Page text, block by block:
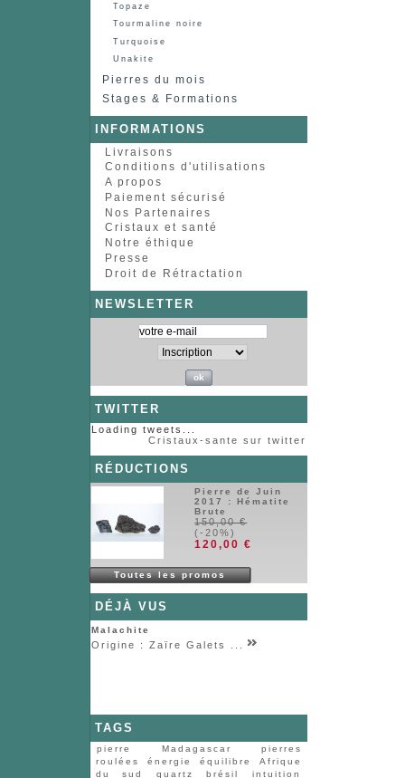
Topaze
Tourmaline noire
Turquoise
Unakite
Pierres du mois
Stages & Formations
INFORMATIONS
Livraisons
Conditions d'utilisations
A propos
Paiement sécurisé
Nos Partenaires
Cristaux et santé
Notre éthique
Presse
Droit de Rétractation
NEWSLETTER
TWITTER
Loading tweets...
Cristaux-sante sur twitter
RÉDUCTIONS
Pierre de Juin
2017 : Hématite
Brute
150,00 €
(-20%)
120,00 €
Toutes les promos
DÉJÀ VUS
Malachite
Origine : Zaïre Galets ...
TAGS
pierre Madagascar
pierres
roulées
énergie équilibre
Afrique
du sud
quartz brésil
intuition